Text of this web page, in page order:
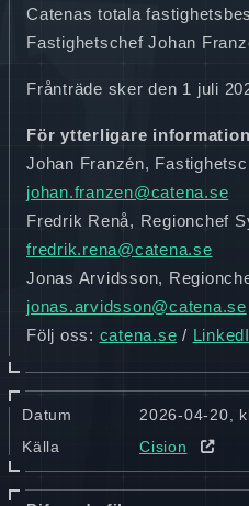
Catenas totala
Fastighetschef Johan
Frånträde sker den 1 juli
För ytterligare
Johan Franzén,
johan.franzen@catena.se
Fredrik Renå, Regionchef
fredrik.rena@catena.se
Jonas Arvidsson,
jonas.arvidsson@catena.se
Följ oss: catena.se /
Datum
2026-04-20,
Källa
Cision